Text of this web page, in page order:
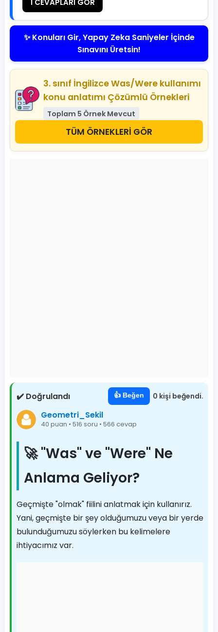
1 CEVAPLARI GÖR
✨ Konuları Gir, Yapay Zeka Saniyeler İçinde
Sınavını Üretsin!
3. sınıf İngilizce Was/Were kullanımı
konu anlatımı Çözümlü Örnekleri
Toplam 5 Örnek Mevcut
TÜM ÖRNEKLERİ GÖR
✔️ Doğrulandı 👍 Beğen 0 kişi beğendi.
Geometri_Sekil
40 puan • 516 soru • 566 cevap
🚀 "Was" ve "Were" Ne
Anlama Geliyor?
Geçmişte "olmak" fiilini anlatmak için kullanırız.
Yani, geçmişte bir şey olduğumuzu veya bir yerde
bulunduğumuzu söylerken bu kelimelere
ihtiyacımız var.